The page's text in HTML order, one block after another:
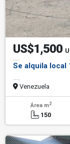
US$1,500
Se alquila local
Venezuela
Área m2
150